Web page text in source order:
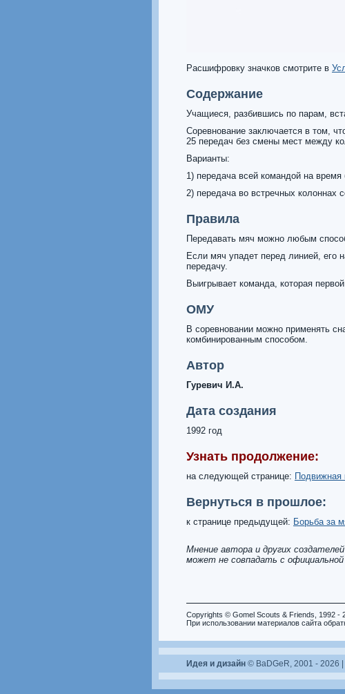
Расшифровку значков смотрите в
Содержание
Учащиеся, разбившись по парам,
Соревнование заключается в том,
25 передач без смены мест между
Варианты:
1) передача всей командой на время
2) передача во встречных колоннах
Правила
Передавать мяч можно любым
Если мяч упадет перед линией, его
передачу.
Выигрывает команда, которая
ОМУ
В соревновании можно применять
комбинированным способом.
Автор
Гуревич И.А.
Дата создания
1992 год
Узнать продолжение:
на следующей странице: Подвижная
Вернуться в прошлое:
к странице предыдущей: Борьба за
Мнение автора и других
может не совпадать с
Copyrights © Gomel Scouts & Friends, 1992 -
При использовании материалов сайта
Идея и дизайн © BaDGeR, 2001 - 2026 |